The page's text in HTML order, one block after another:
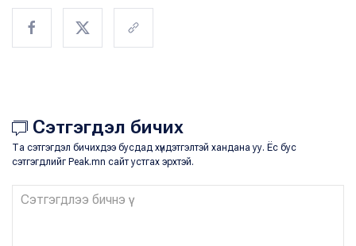
Сэтгэгдэл бичих
Та сэтгэгдэл бичихдээ бусдад хүндэтгэлтэй хандана уу. Ёс бус
сэтгэгдлийг Peak.mn сайт устгах эрхтэй.